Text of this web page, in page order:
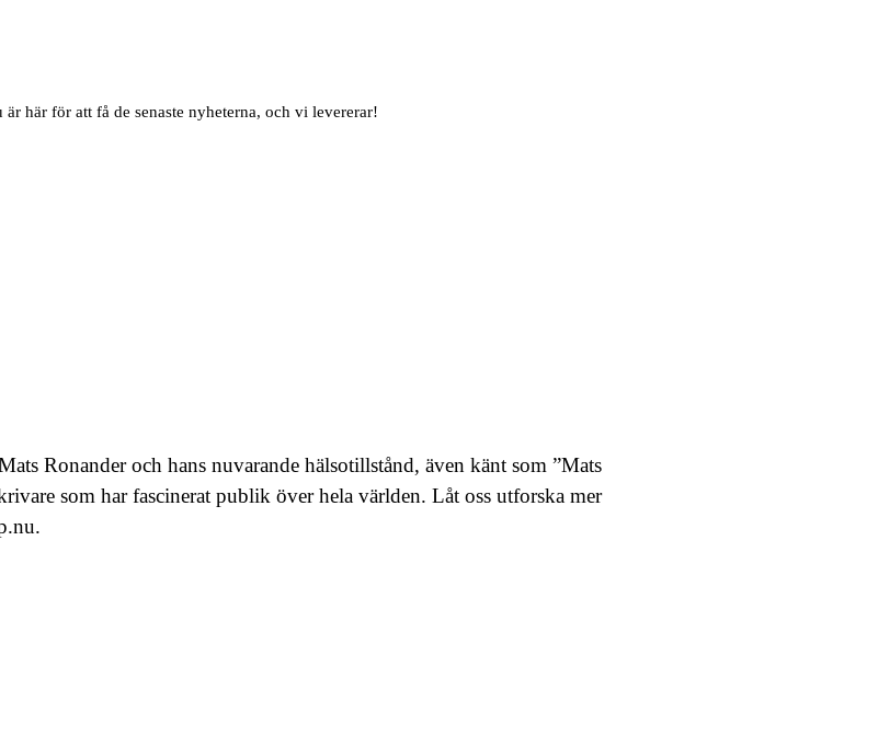
här för att få de senaste nyheterna, och vi levererar!
Ronander och hans nuvarande hälsotillstånd, även känt som ”Mats
som har fascinerat publik över hela världen. Låt oss utforska mer